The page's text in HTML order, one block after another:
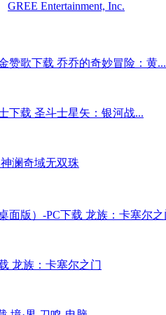
GREE Entertainment, Inc.
乔乔的奇妙冒险：黄...
圣斗士星矢：银河战...
神澜奇域无双珠
龙族：卡塞尔之
龙族：卡塞尔之门